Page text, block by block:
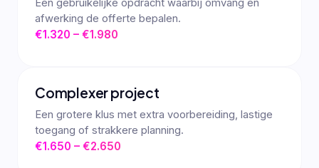
Een gebruikelijke opdracht waarbij omvang en
afwerking de offerte bepalen.
€1.320 – €1.980
Complexer project
Een grotere klus met extra voorbereiding, lastige
toegang of strakkere planning.
€1.650 – €2.650